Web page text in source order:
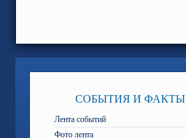
СОБЫТИЯ И ФАКТЫ
Лента событий
Фото лента